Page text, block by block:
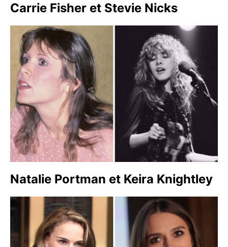
Carrie Fisher et Stevie Nicks
Natalie Portman et Keira Knightley